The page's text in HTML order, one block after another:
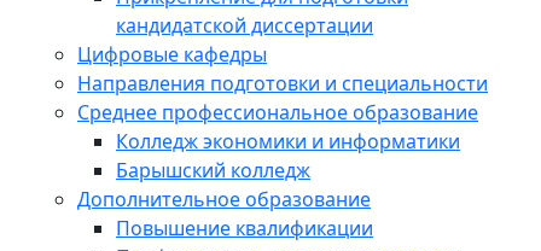
кандидатской диссертации
Цифровые кафедры
Направления подготовки и специальности
Среднее профессиональное образование
Колледж экономики и информатики
Барышский колледж
Дополнительное образование
Повышение квалификации